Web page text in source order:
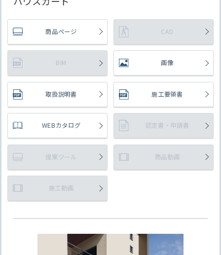
商品ページ CAD
BIM 画像
取扱説明書 施工要領書
WEBカタログ 認定書・申請書
提案ツール 商品動画
施工動画